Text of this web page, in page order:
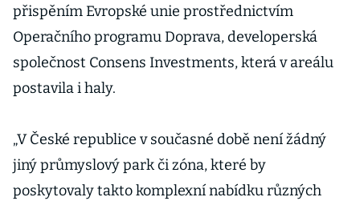
přispěním Evropské unie prostřednictvím
Operačního programu Doprava, developerská
společnost Consens Investments, která v areálu
postavila i haly.
„V České republice v současné době není žádný
jiný průmyslový park či zóna, které by
poskytovaly takto komplexní nabídku různých